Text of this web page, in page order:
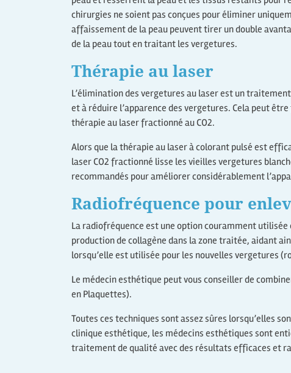
chirurgies ne soient pas conçues pour éliminer
affaissement de la peau peuvent tirer un double
de la peau tout en traitant les vergetures.
Thérapie au laser
L’élimination des vergetures au laser est un
et à réduire l’apparence des vergetures. Cela peut
thérapie au laser fractionné au CO2.
Alors que la thérapie au laser à colorant pulsé est
laser CO2 fractionné lisse les vieilles vergetures
recommandés pour améliorer considérablement
Radiofréquence pour
La radiofréquence est une option couramment
production de collagène dans la zone traitée, aidant
lorsqu’elle est utilisée pour les nouvelles vergetures
Le médecin esthétique peut vous conseiller de
en Plaquettes).
Toutes ces techniques sont assez sûres lorsqu’elles
clinique esthétique, les médecins esthétiques sont
traitement de qualité avec des résultats efficaces et